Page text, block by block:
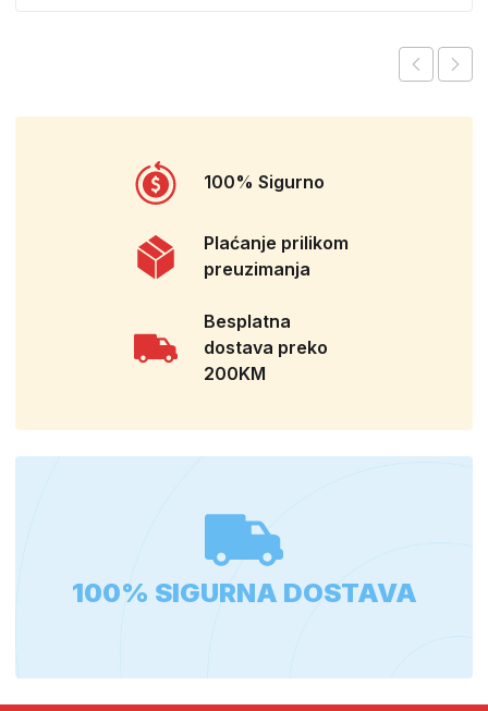
100% Sigurno
Plaćanje prilikom
preuzimanja
Besplatna
dostava preko
200KM
100% SIGURNA DOSTAVA